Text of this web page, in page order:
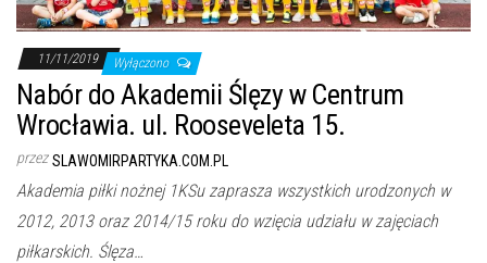
11/11/2019 Wyłączono
Nabór do Akademii Ślęzy w Centrum
Wrocławia. ul. Rooseveleta 15.
przez SLAWOMIRPARTYKA.COM.PL
Akademia piłki nożnej 1KSu zaprasza wszystkich urodzonych w
2012, 2013 oraz 2014/15 roku do wzięcia udziału w zajęciach
piłkarskich. Ślęza…